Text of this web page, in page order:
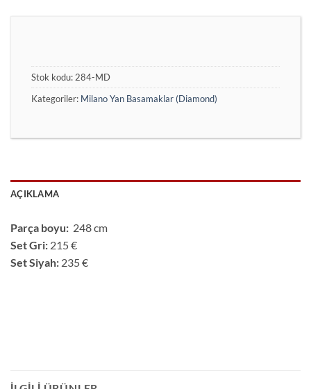
Stok kodu: 284-MD
Kategoriler: Milano Yan Basamaklar (Diamond)
AÇIKLAMA
Parça boyu: 248 cm
Set Gri: 215 €
Set Siyah: 235 €